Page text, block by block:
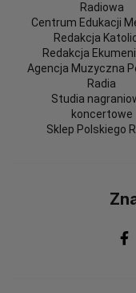
Radiowa
Centrum Edukacji
Redakcja
Redakcja
Agencja Muzyczna
Radia
Studia
koncertowe
Sklep Polskiego